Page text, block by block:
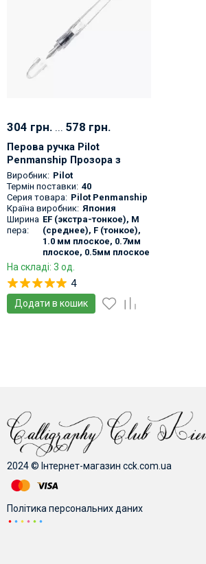
304 грн. ... 578 грн.
Перова ручка Pilot
Penmanship Прозора з
оригінальним японським
пером
Виробник: Pilot
Термін поставки: 40
Серия товара: Pilot Penmanship
Країна виробник: Япония
Ширина
пера:
EF (экстра-тонкое), M
(среднее), F (тонкое),
1.0 мм плоское, 0.7мм
плоское, 0.5мм плоское
На складі: 3 од.
4
Додати в кошик
2024 © Інтернет-магазин cck.com.ua
Політика персональних даних